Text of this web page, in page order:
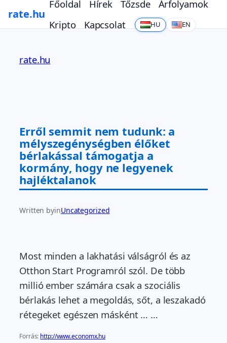
rate.hu
Főoldal Hírek Tőzsde
Árfolyamok
Kripto
Kapcsolat HU EN
tartalomhoz
rate.hu
Erről semmit nem tudunk: a
mélyszegénységben élőket
bérlakással támogatja a
kormány, hogy ne legyenek
hajléktalanok
Written byinUncategorized
Most minden a lakhatási válságról és az
Otthon Start Programról szól. De több
millió ember számára csak a szociális
bérlakás lehet a megoldás, sőt, a leszakadó
rétegeket egészen másként … …
Forrás: http://www.economx.hu